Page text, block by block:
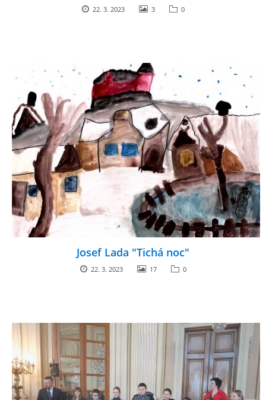
organizace, IČ: 70994099
Komenského 280
Zbraslav
PSČ 664 84
Škola: 546 453 183, mobil 739 666 402, Družina: 732 246 380, Jídelna:
606 946 586, datová schránka: 2hgmui6
zszbraslav@zszbraslav.cz
© 2026 eStránky.cz
22. 3. 2023 3 0
Josef Lada "Tichá noc"
22. 3. 2023 17 0